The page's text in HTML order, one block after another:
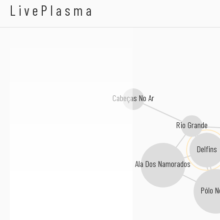
LivePlasma
Delfins
Pólo
Rio Grande
Cabeças No Ar
Ala Dos Namorados
Blunder